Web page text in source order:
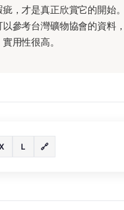
，才是真正欣賞它的開始
參考台灣礦物協會的資料
用性很高。
L 🔗